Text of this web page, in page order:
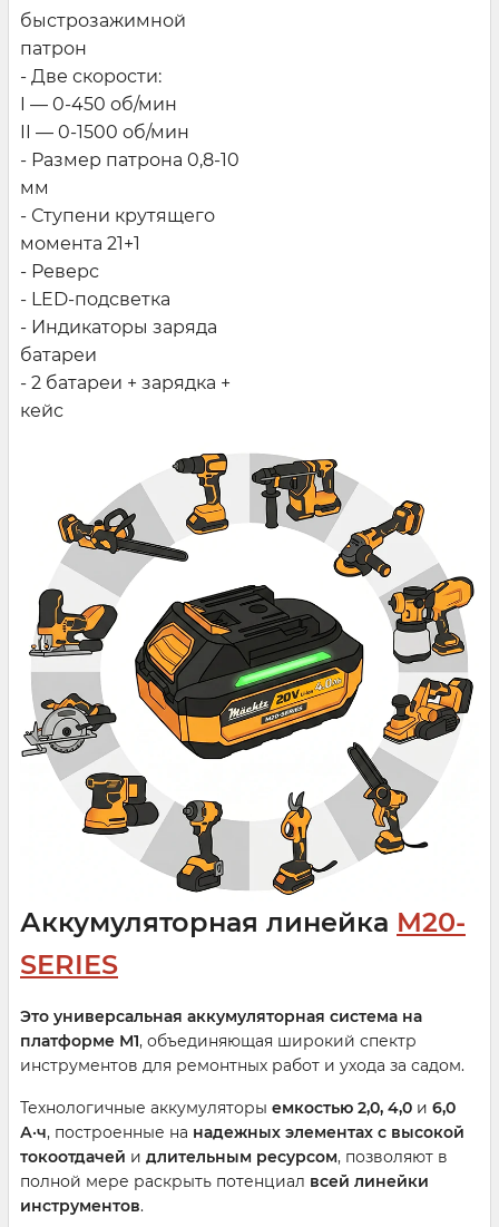
быстрозажимной
патрон
- Две скорости:
I — 0-450 об/мин
II — 0-1500 об/мин
- Размер патрона 0,8-10
мм
- Ступени крутящего
момента 21+1
- Реверс
- LED-подсветка
- Индикаторы заряда
батареи
- 2 батареи + зарядка +
кейс
Аккумуляторная линейка M20-
SERIES
Это универсальная аккумуляторная система на
платформе М1, объединяющая широкий спектр
инструментов для ремонтных работ и ухода за садом.
Технологичные аккумуляторы емкостью 2,0, 4,0 и 6,0
А·ч, построенные на надежных элементах с высокой
токоотдачей и длительным ресурсом, позволяют в
полной мере раскрыть потенциал всей линейки
инструментов.